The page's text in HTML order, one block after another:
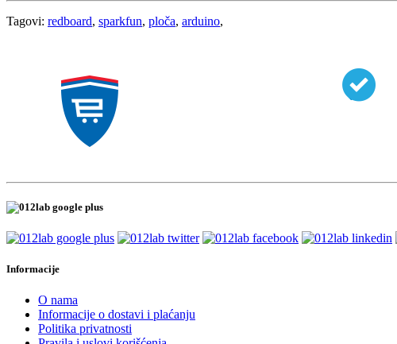
Tagovi: redboard, sparkfun, ploča, arduino,
Informacije
O nama
Informacije o dostavi i plaćanju
Politika privatnosti